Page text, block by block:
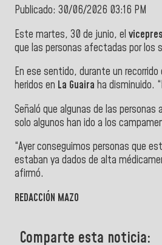
Publicado: 30/06/2026 03:16 PM
Este martes, 30 de junio, el
que las personas afectadas por los
En ese sentido, durante un recorrido
heridos en La Guaira ha disminuido.
Señaló que algunas de las
solo algunos han ido a los
“Ayer conseguimos personas que
estaban ya dados de alta
afirmó.
REDACCIÓN MAZO
Comparte esta noticia: